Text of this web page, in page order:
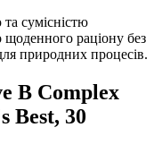
сумісністю
щоденного раціону без
природних процесів.
B Complex
Best, 30